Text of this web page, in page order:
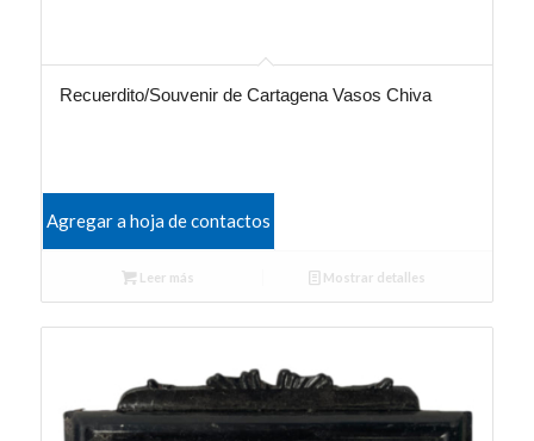
Recuerdito/Souvenir de Cartagena Vasos Chiva
Agregar a hoja de contactos
Leer más Mostrar detalles